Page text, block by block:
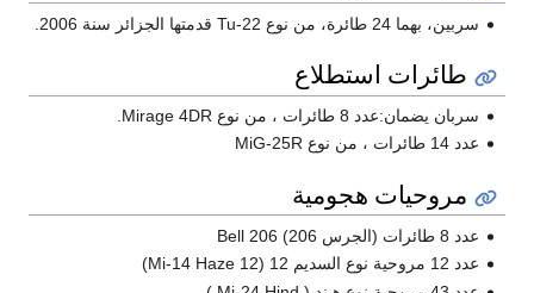
سربين، بهما 24 طائرة، من نوع Tu-22 قدمتها الجزائر سنة 2006.
طائرات استطلاع
سربان يضمان:عدد 8 طائرات ، من نوع Mirage 4DR.
عدد 14 طائرات ، من نوع MiG-25R
مروحيات هجومية
عدد 8 طائرات (الجرس 206) Bell 206
عدد 12 مروحية نوع السديم 12 (Mi-14 Haze 12)